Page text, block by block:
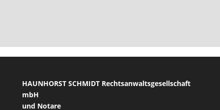
HAUNHORST SCHMIDT Rechtsanwaltsgesellschaft
mbH
und Notare